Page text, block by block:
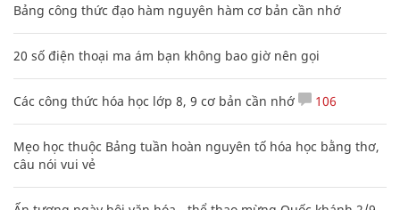
Bảng công thức đạo hàm nguyên hàm cơ bản cần nhớ
20 số điện thoại ma ám bạn không bao giờ nên gọi
Các công thức hóa học lớp 8, 9 cơ bản cần nhớ 106
Mẹo học thuộc Bảng tuần hoàn nguyên tố hóa học bằng thơ,
câu nói vui vẻ